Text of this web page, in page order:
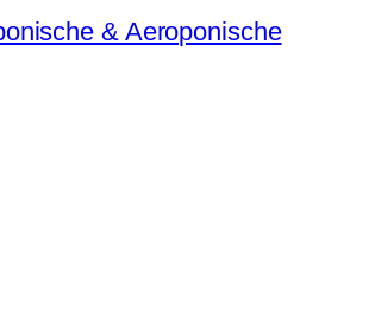
& Aeroponische